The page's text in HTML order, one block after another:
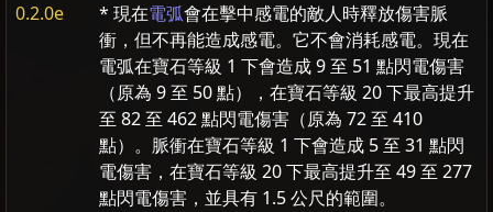
0.2.0e
* 現在電弧會在擊中感電的敵人時釋放傷害脈
衝，但不再能造成感電。它不會消耗感電。現在
電弧在寶石等級 1 下會造成 9 至 51 點閃電傷害
（原為 9 至 50 點），在寶石等級 20 下最高提升
至 82 至 462 點閃電傷害（原為 72 至 410
點）。脈衝在寶石等級 1 下會造成 5 至 31 點閃
電傷害，在寶石等級 20 下最高提升至 49 至 277
點閃電傷害，並具有 1.5 公尺的範圍。